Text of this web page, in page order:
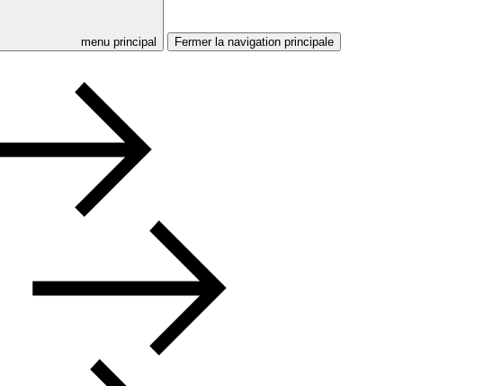
menu principal Fermer la navigation principale